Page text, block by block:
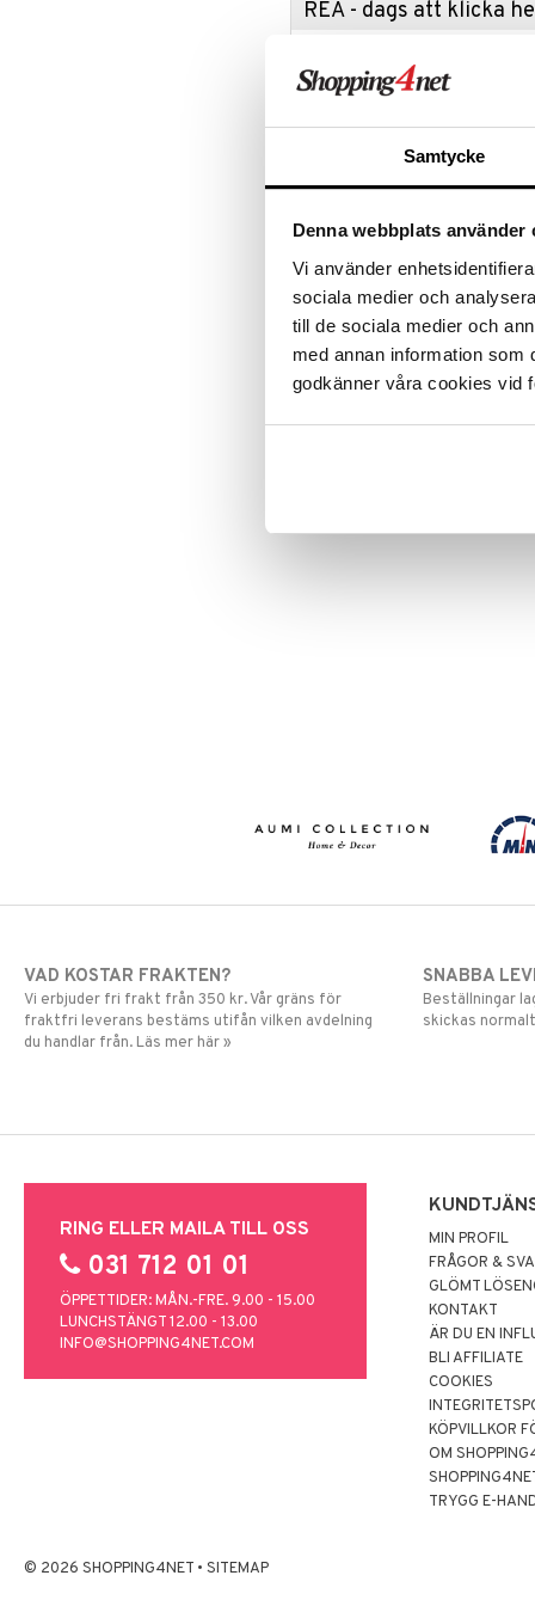
Samtycke
Denna webbplats använder
Vi använder
sociala medier och
till de sociala medier och
med annan information som
godkänner våra cookies vid
REA - dags att klicka
Rean
TILL
Lekfullt mönstrat bäddset av
påslakan.
Storlek: 50x60 cm, 150x210 cm
VAD KOSTAR FRAKTEN?
Vi erbjuder fri frakt från 350 kr. Vår gräns för
fraktfri leverans bestäms utifån vilken avdelning
du handlar från. Läs mer här »
SNABBA
Beställningar
skickas
RING ELLER MAILA TILL OSS
031 712 01 01
ÖPPETTIDER: MÅN.-FRE. 9.00 - 15.00
LUNCHSTÄNGT 12.00 - 13.00
INFO@SHOPPING4NET.COM
MIN PROFIL
FRÅGOR &
GLÖMT
KONTAKT
ÄR DU EN
BLI AFFILIATE
COOKIES
KÖPVILLKOR
OM
TRYGG E-
© 2026 SHOPPING4NET • SITEMAP